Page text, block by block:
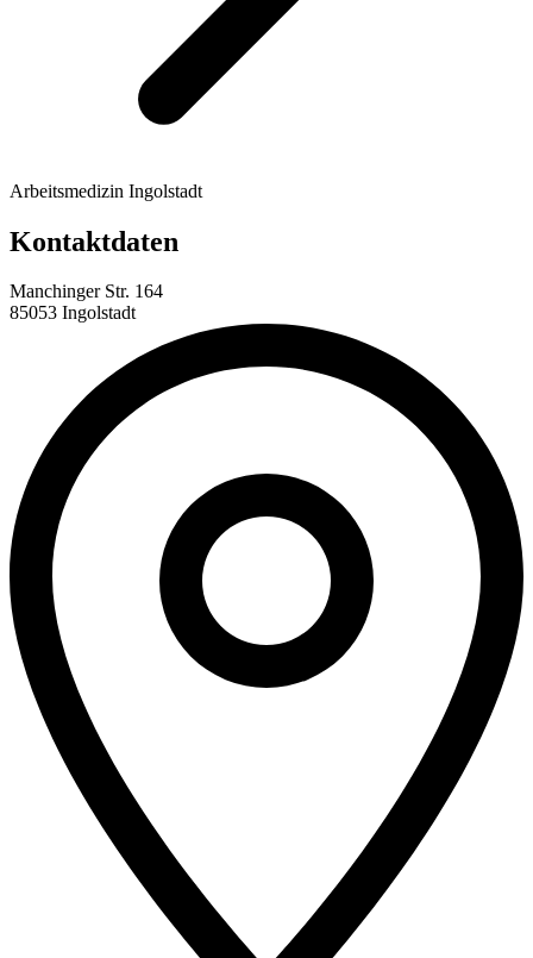
Arbeitsmedizin Ingolstadt
Kontaktdaten
Manchinger Str. 164
85053 Ingolstadt